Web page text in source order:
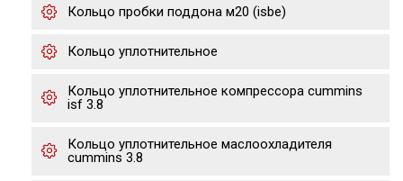
Кольцо пробки поддона м20 (isbe)
Кольцо уплотнительное
Кольцо уплотнительное компрессора cummins
isf 3.8
Кольцо уплотнительное маслоохладителя
cummins 3.8